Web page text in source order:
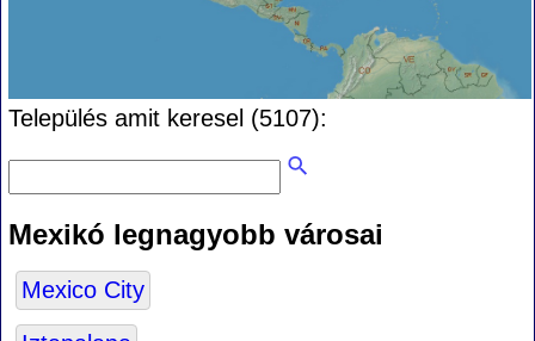
Település amit keresel (5107):
Mexikó legnagyobb városai
Mexico City